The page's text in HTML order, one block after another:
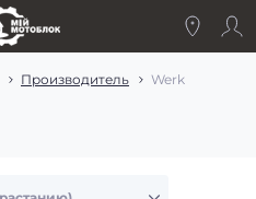
Производитель Werk